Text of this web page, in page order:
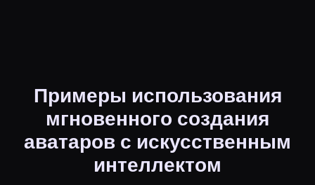
Примеры использования
мгновенного создания
аватаров с искусственным
интеллектом